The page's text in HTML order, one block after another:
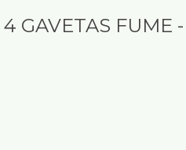
GAVETAS FUME